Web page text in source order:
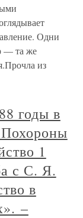
Одни
— та же
из
годы в
1
с С. Я.
в
–